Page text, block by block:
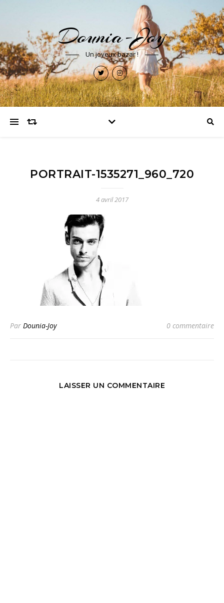
Dounia-Joy
Un joyeux bazar !
PORTRAIT-1535271_960_720
4 avril 2017
Par Dounia-Joy 0 commentaire
LAISSER UN COMMENTAIRE